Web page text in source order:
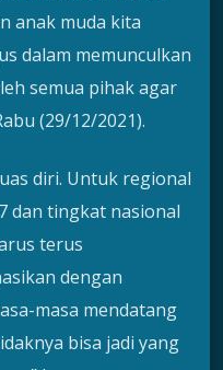
anak muda kita
dalam memunculkan
semua pihak agar
(29/12/2021).
diri. Untuk regional
dan tingkat nasional
terus
dengan
masa mendatang
bisa jadi yang